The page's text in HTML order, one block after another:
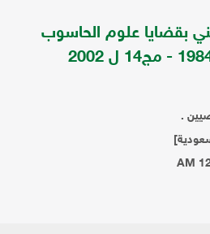
بقضايا علوم الحاسوب
.